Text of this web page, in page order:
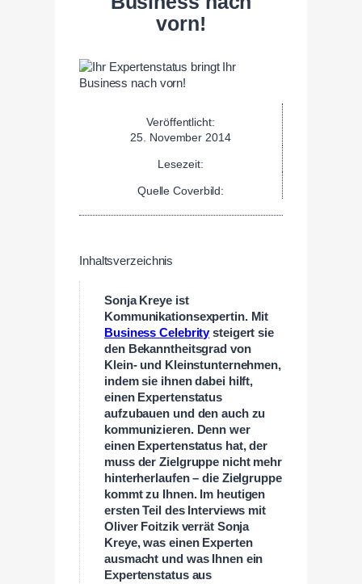
vorn!
Veröffentlicht:
25. November 2014
Lesezeit:
Quelle Coverbild:
Inhaltsverzeichnis
Sonja Kreye ist
Kommunikationsexpertin. Mit
Business Celebritysteigert sie
den Bekanntheitsgrad von
Klein- und Kleinstunternehmen,
indem sie ihnen dabei hilft,
einen Expertenstatus
aufzubauen und den auch zu
kommunizieren. Denn wer
einen Expertenstatus hat, der
muss der Zielgruppe nicht mehr
hinterherlaufen – die Zielgruppe
kommt zu Ihnen. Im heutigen
ersten Teil des Interviews mit
Oliver Foitzik verrät Sonja
Kreye, was einen Experten
ausmacht und was Ihnen ein
Expertenstatus aus